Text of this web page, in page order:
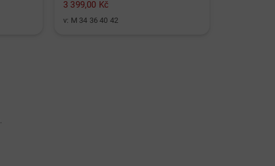
3 399,00 Kč
v: M 34 36 40 42